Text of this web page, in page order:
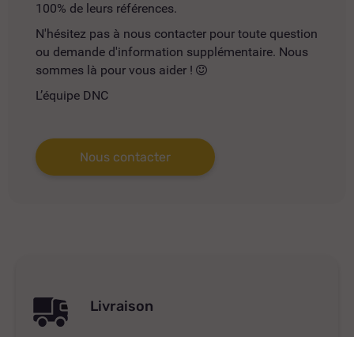
100% de leurs références.
N'hésitez pas à nous contacter pour toute question
ou demande d'information supplémentaire. Nous
sommes là pour vous aider !
L’équipe DNC
Nous contacter
Livraison